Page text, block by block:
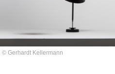
© Gerhardt Kellermann